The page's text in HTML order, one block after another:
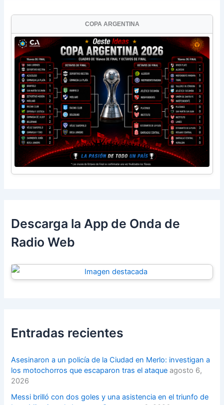
COPA ARGENTINA
Descarga la App de Onda de
Radio Web
Entradas recientes
Asesinaron a un policía de la Ciudad en Merlo: investigan a
los motochorros que escaparon tras el ataque agosto 6,
2026
Messi brilló con dos goles y una asistencia en el triunfo de